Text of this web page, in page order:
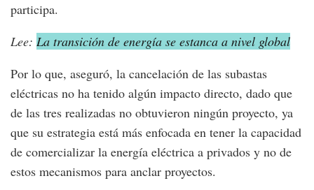
participa.
Lee: La transición de energía se estanca a nivel global
Por lo que, aseguró, la cancelación de las subastas
eléctricas no ha tenido algún impacto directo, dado que
de las tres realizadas no obtuvieron ningún proyecto, ya
que su estrategia está más enfocada en tener la capacidad
de comercializar la energía eléctrica a privados y no de
estos mecanismos para anclar proyectos.